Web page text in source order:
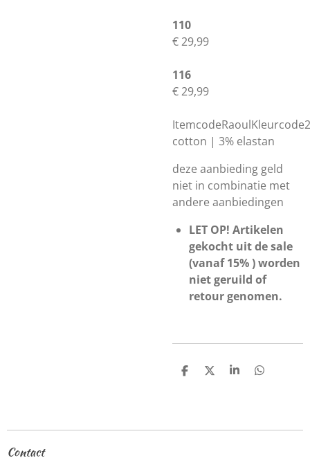
110
€ 29,99
116
€ 29,99
cotton | 3% elastan
deze aanbieding geld
niet in combinatie met
andere aanbiedingen
LET OP! Artikelen
gekocht uit de sale
(vanaf 15% ) worden
niet geruild of
retour genomen.
D
D
S
D
Contact